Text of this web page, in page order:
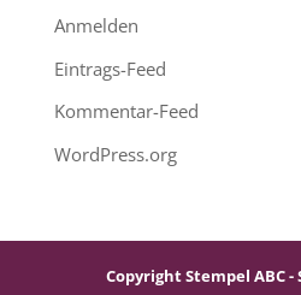
Anmelden
Eintrags-Feed
Kommentar-Feed
WordPress.org
Copyright Stempel ABC -